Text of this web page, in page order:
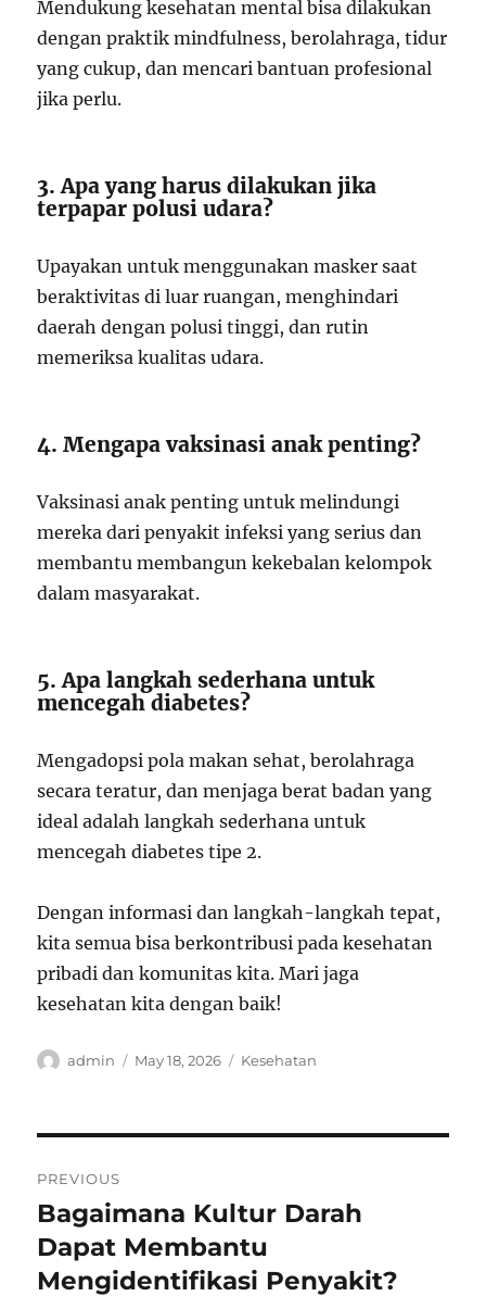
Mendukung kesehatan mental bisa dilakukan
dengan praktik mindfulness, berolahraga, tidur
yang cukup, dan mencari bantuan profesional
jika perlu.
3. Apa yang harus dilakukan jika
terpapar polusi udara?
Upayakan untuk menggunakan masker saat
beraktivitas di luar ruangan, menghindari
daerah dengan polusi tinggi, dan rutin
memeriksa kualitas udara.
4. Mengapa vaksinasi anak penting?
Vaksinasi anak penting untuk melindungi
mereka dari penyakit infeksi yang serius dan
membantu membangun kekebalan kelompok
dalam masyarakat.
5. Apa langkah sederhana untuk
mencegah diabetes?
Mengadopsi pola makan sehat, berolahraga
secara teratur, dan menjaga berat badan yang
ideal adalah langkah sederhana untuk
mencegah diabetes tipe 2.
Dengan informasi dan langkah-langkah tepat,
kita semua bisa berkontribusi pada kesehatan
pribadi dan komunitas kita. Mari jaga
kesehatan kita dengan baik!
Author
admin
Posted
May 18, 2026 Categories
Kesehatan
navigation
PREVIOUS
Previous
post:
Bagaimana Kultur Darah
Dapat Membantu
Mengidentifikasi Penyakit?